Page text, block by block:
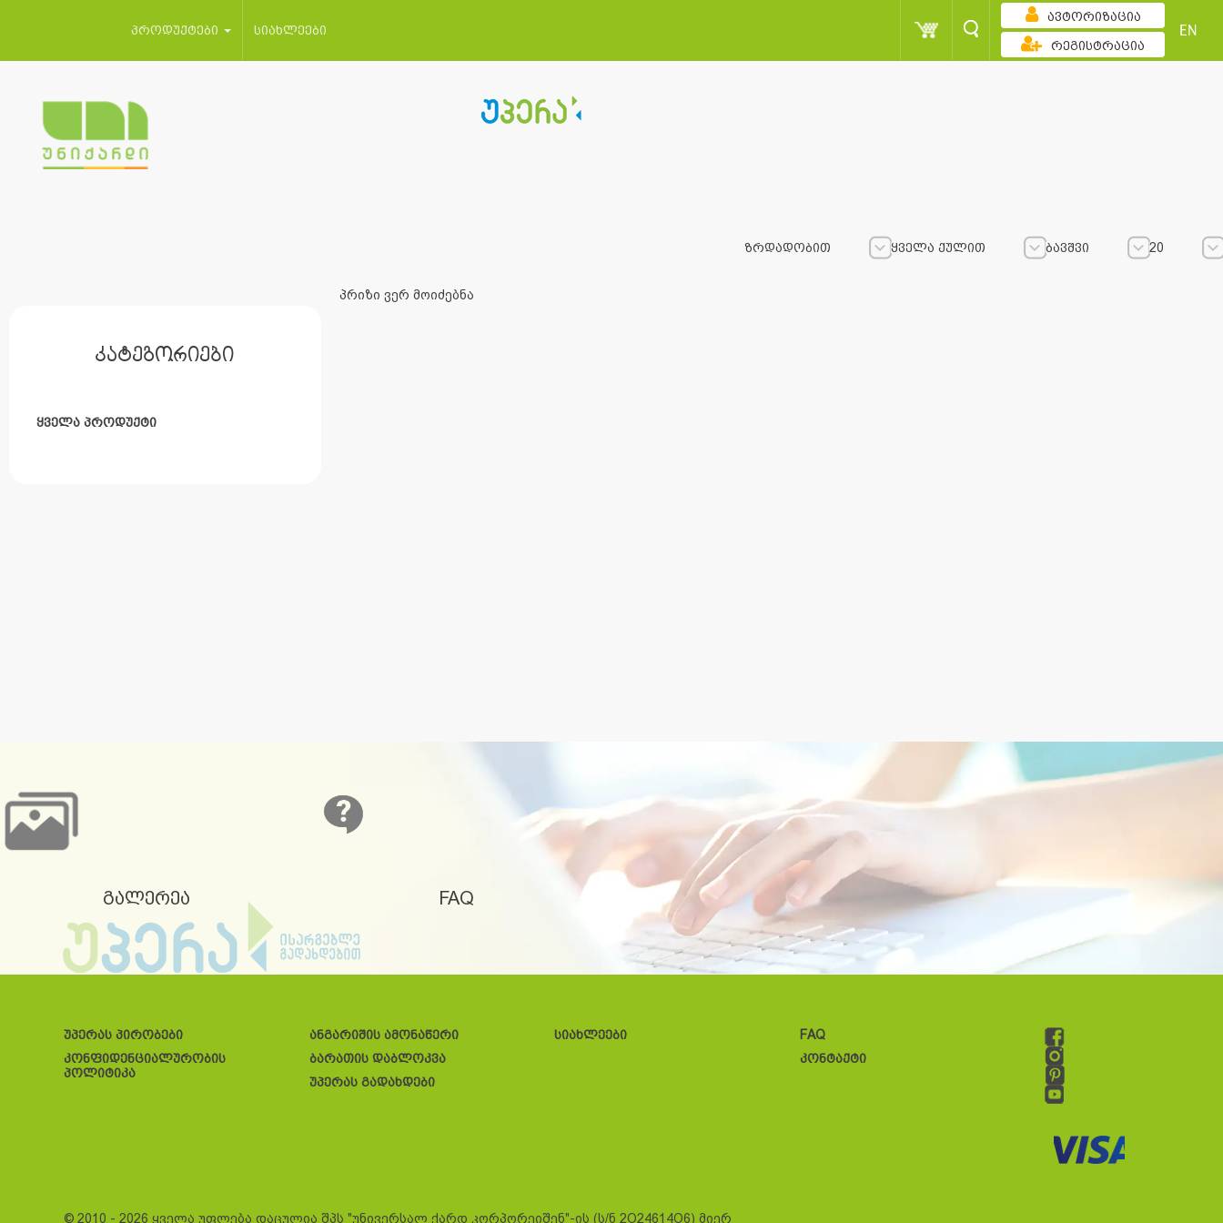
პროდუქტები სიახლეები
ავტორიზაცია
რეგისტრაცია
EN
კატეგორიები
ყველა პროდუქტი
ზრდადობით ყველა ქულით ბავშვი
20
პრიზი ვერ მოიძებნა
გალერეა FAQ
უპერას პირობები
კონფიდენციალურობის
პოლიტიკა
ანგარიშის ამონაწერი
ბარათის დაბლოკვა
უპერას გადახდები
სიახლეები
FAQ
კონტაქტი
© 2010 - 2026 ყველა უფლება დაცულია შპს "უნივერსალ ქარდ კორპორეიშენ"-ის (ს/ნ 2O24614O6) მიერ